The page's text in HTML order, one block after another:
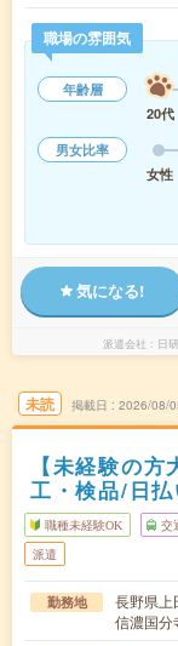
職場の雰囲気
年齢層
20代
男女比率
女性
気になる!
派遣会社 日
未読 掲載日 2026/08/
【未経験の
工・検品/日
職種未経験OK 交
派遣
勤務地
長野県上
信濃国分